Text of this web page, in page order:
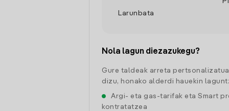
Larunbata
Nola lagun diezazukegu?
Gure taldeak arreta
dizu, honako alderdi hauekin
Argi- eta gas-tarifak eta Smart
kontratatzea